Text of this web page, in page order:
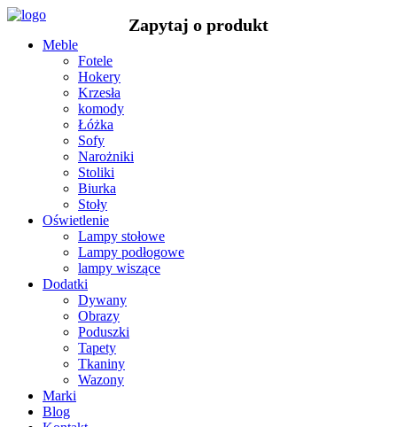
Meble
Fotele
Hokery
Krzesła
komody
Łóżka
Sofy
Narożniki
Stoliki
Biurka
Stoły
Oświetlenie
Lampy stołowe
Lampy podłogowe
lampy wiszące
Dodatki
Dywany
Obrazy
Poduszki
Tapety
Tkaniny
Wazony
Marki
Blog